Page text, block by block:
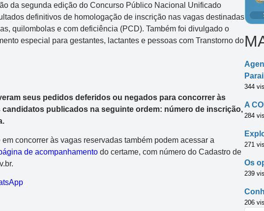
da segunda edição do Concurso Público Nacional Unificado
definitivos de homologação de inscrição nas vagas destinadas
quilombolas e com deficiência (PCD). Também foi divulgado o
especial para gestantes, lactantes e pessoas com Transtorno do
seus pedidos deferidos ou negados para concorrer às
publicados na seguinte ordem: número de inscrição,
concorrer às vagas reservadas também podem acessar a
de acompanhamento do certame, com número do Cadastro de
344
A
284
271
Os
239
206